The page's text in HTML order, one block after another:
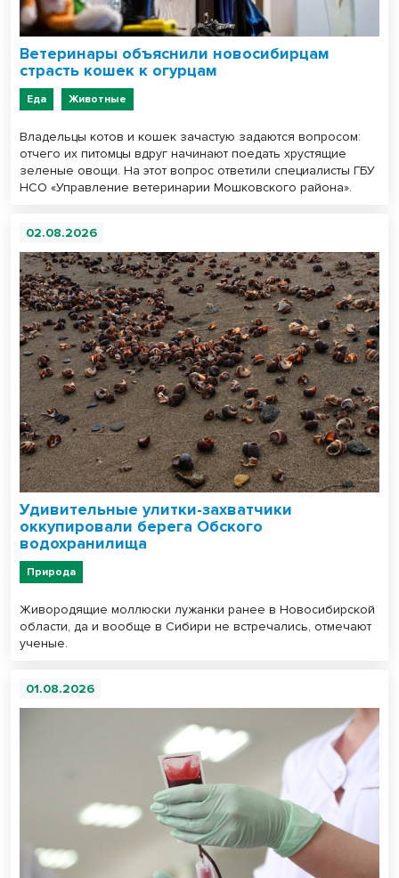
Ветеринары объяснили новосибирцам
страсть кошек к огурцам
Еда Животные
Владельцы котов и кошек зачастую задаются вопросом:
отчего их питомцы вдруг начинают поедать хрустящие
зеленые овощи. На этот вопрос ответили специалисты ГБУ
НСО «Управление ветеринарии Мошковского района».
02.08.2026
Удивительные улитки-захватчики
оккупировали берега Обского
водохранилища
Природа
Живородящие моллюски лужанки ранее в Новосибирской
области, да и вообще в Сибири не встречались, отмечают
ученые.
01.08.2026